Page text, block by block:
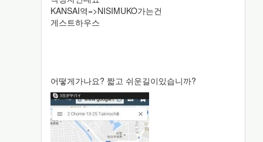
KANSAI역=>NISIMUKO가는건
게스트하우스
어떻게가나요? 짧고 쉬운길이있습니까?